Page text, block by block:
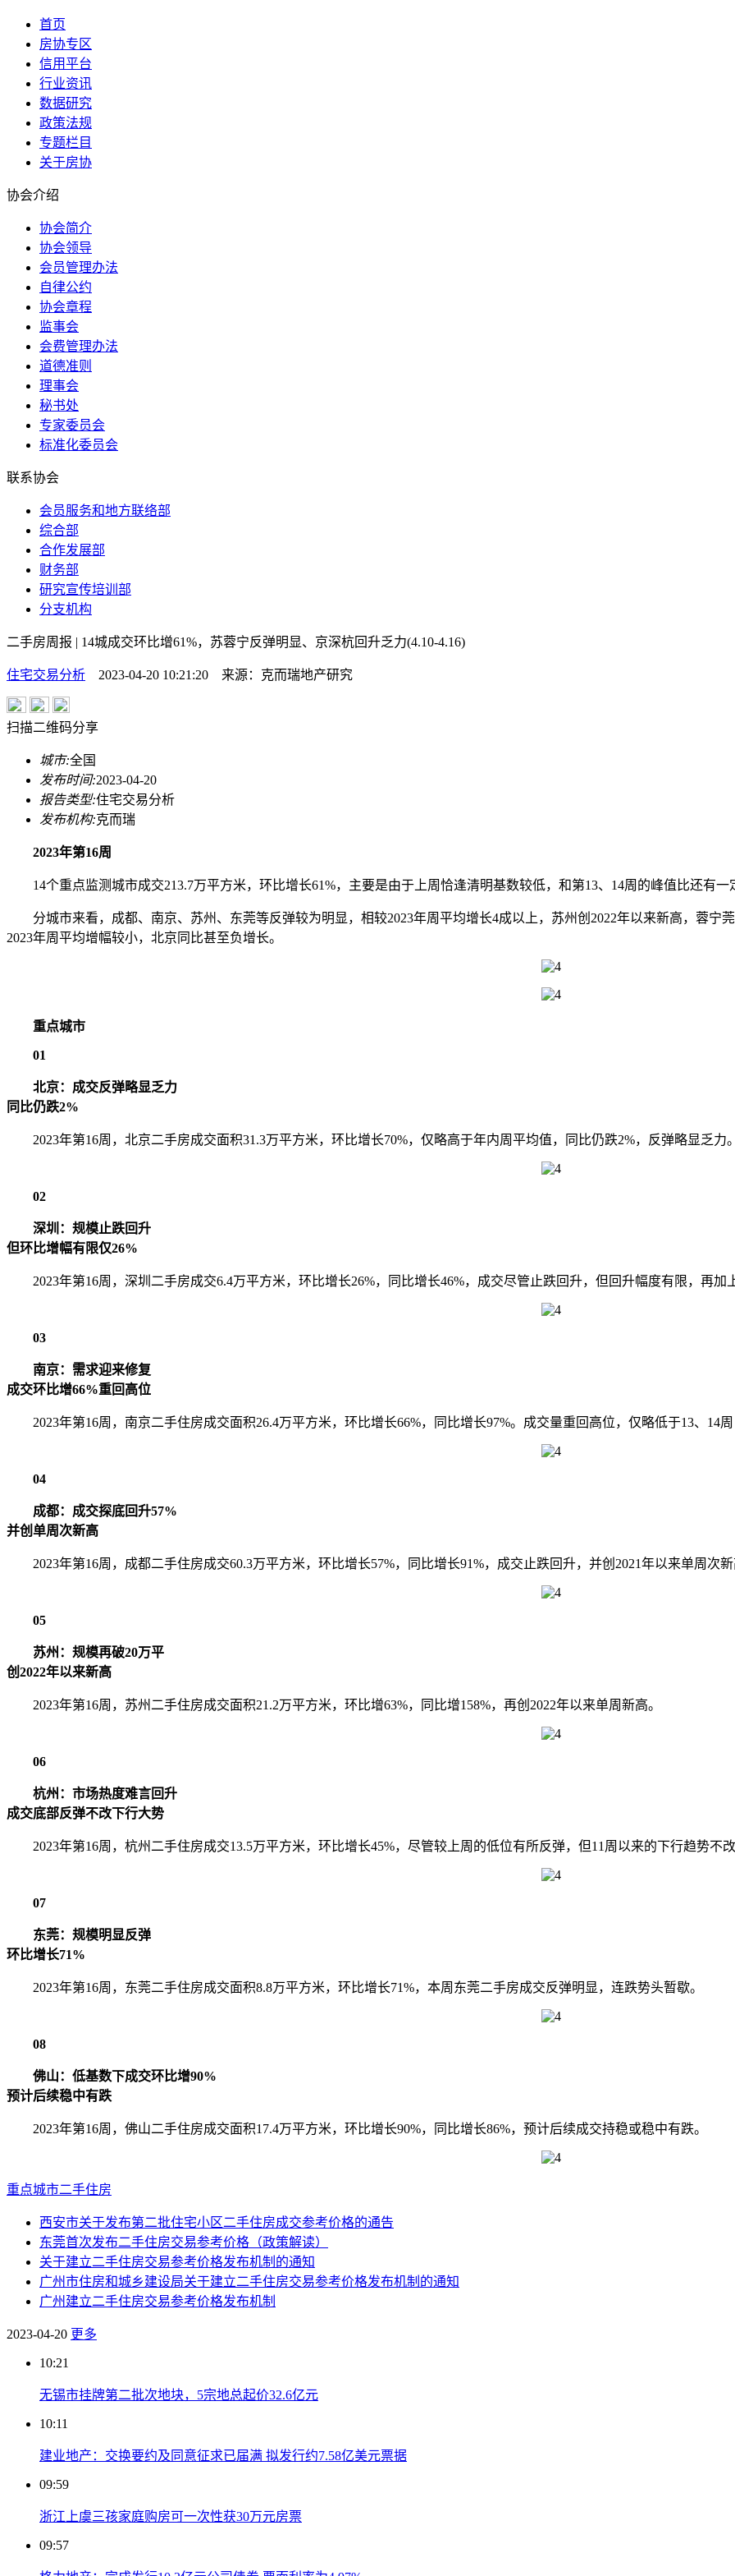
首页
房协专区
信用平台
行业资讯
数据研究
政策法规
专题栏目
关于房协
协会介绍
协会简介
协会领导
会员管理办法
自律公约
协会章程
监事会
会费管理办法
道德准则
理事会
秘书处
专家委员会
标准化委员会
联系协会
会员服务和地方联络部
综合部
合作发展部
财务部
研究宣传培训部
分支机构
二手房周报 | 14城成交环比增61%，苏蓉宁反弹明显、京深杭回升乏力(4.10-4.16)
住宅交易分析 2023-04-20 10:21:20 来源： 克而瑞地产研究
扫描二维码分享
城市:全国
发布时间:2023-04-20
报告类型:住宅交易分析
发布机构:克而瑞
2023年第16周
14个重点监测城市成交213.7万平方米，环比增长61%，主要是由于上周恰逢清明基数较低，和第13、14周的峰值比还有
分城市来看，成都、南京、苏州、东莞等反弹较为明显，相较2023年周平均增长4成以上，苏州创2022年以来新高，蓉宁
2023年周平均增幅较小，北京同比甚至负增长。
重点城市
01
北京：成交反弹略显乏力
同比仍跌2%
2023年第16周，北京二手房成交面积31.3万平方米，环比增长70%，仅略高于年内周平均值，同比仍跌2%，反弹略显乏力
02
深圳：规模止跌回升
但环比增幅有限仅26%
2023年第16周，深圳二手房成交6.4万平方米，环比增长26%，同比增长46%，成交尽管止跌回升，但回升幅度有限，再加
03
南京：需求迎来修复
成交环比增66%重回高位
2023年第16周，南京二手住房成交面积26.4万平方米，环比增长66%，同比增长97%。成交量重回高位，仅略低于13、14
04
成都：成交探底回升57%
并创单周次新高
2023年第16周，成都二手住房成交60.3万平方米，环比增长57%，同比增长91%，成交止跌回升，并创2021年以来单周次
05
苏州：规模再破20万平
创2022年以来新高
2023年第16周，苏州二手住房成交面积21.2万平方米，环比增63%，同比增158%，再创2022年以来单周新高。
06
杭州：市场热度难言回升
成交底部反弹不改下行大势
2023年第16周，杭州二手住房成交13.5万平方米，环比增长45%，尽管较上周的低位有所反弹，但11周以来的下行趋势不
07
东莞：规模明显反弹
环比增长71%
2023年第16周，东莞二手住房成交面积8.8万平方米，环比增长71%，本周东莞二手房成交反弹明显，连跌势头暂歇。
08
佛山：低基数下成交环比增90%
预计后续稳中有跌
2023年第16周，佛山二手住房成交面积17.4万平方米，环比增长90%，同比增长86%，预计后续成交持稳或稳中有跌。
重点城市二手住房
西安市关于发布第二批住宅小区二手住房成交参考价格的通告
东莞首次发布二手住房交易参考价格（政策解读）
关于建立二手住房交易参考价格发布机制的通知
广州市住房和城乡建设局关于建立二手住房交易参考价格发布机制的通知
广州建立二手住房交易参考价格发布机制
2023-04-20 更多
10:21
无锡市挂牌第二批次地块，5宗地总起价32.6亿元
10:11
建业地产：交换要约及同意征求已届满 拟发行约7.58亿美元票据
09:59
浙江上虞三孩家庭购房可一次性获30万元房票
09:57